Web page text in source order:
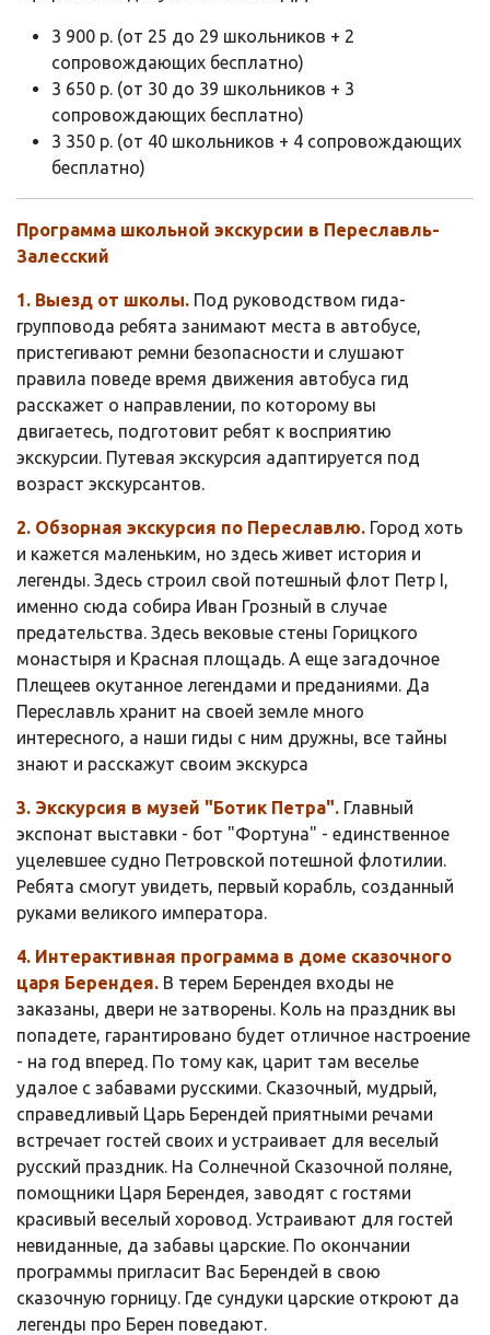
3 900 р. (от 25 до 29 школьников + 2
сопровождающих бесплатно)
3 650 р. (от 30 до 39 школьников + 3
сопровождающих бесплатно)
3 350 р. (от 40 школьников + 4 сопровождающих
бесплатно)
Программа школьной экскурсии в Переславль-
Залесский
1. Выезд от школы. Под руководством гида-
групповода ребята занимают места в автобусе,
пристегивают ремни безопасности и слушают
правила поведе время движения автобуса гид
расскажет о направлении, по которому вы
двигаетесь, подготовит ребят к восприятию
экскурсии. Путевая экскурсия адаптируется под
возраст экскурсантов.
2. Обзорная экскурсия по Переславлю. Город хоть
и кажется маленьким, но здесь живет история и
легенды. Здесь строил свой потешный флот Петр I,
именно сюда собира Иван Грозный в случае
предательства. Здесь вековые стены Горицкого
монастыря и Красная площадь. А еще загадочное
Плещеев окутанное легендами и преданиями. Да
Переславль хранит на своей земле много
интересного, а наши гиды с ним дружны, все тайны
знают и расскажут своим экскурса
3. Экскурсия в музей "Ботик Петра". Главный
экспонат выставки - бот "Фортуна" - единственное
уцелевшее судно Петровской потешной флотилии.
Ребята смогут увидеть, первый корабль, созданный
руками великого императора.
4. Интерактивная программа в доме сказочного
царя Берендея. В терем Берендея входы не
заказаны, двери не затворены. Коль на праздник вы
попадете, гарантировано будет отличное настроение
- на год вперед. По тому как, царит там веселье
удалое с забавами русскими. Сказочный, мудрый,
справедливый Царь Берендей приятными речами
встречает гостей своих и устраивает для веселый
русский праздник. На Солнечной Сказочной поляне,
помощники Царя Берендея, заводят с гостями
красивый веселый хоровод. Устраивают для гостей
невиданные, да забавы царские. По окончании
программы пригласит Вас Берендей в свою
сказочную горницу. Где сундуки царские откроют да
легенды про Берен поведают.